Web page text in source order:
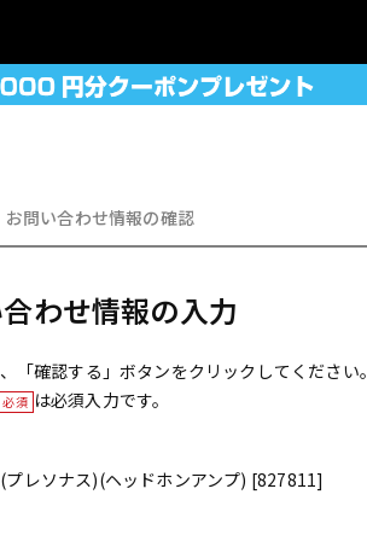
お問い合わせ情報の確認
わせ情報の入力
「確認する」ボタンをクリックしてください。
必須 は必須入力です。
レソナス)(ヘッドホンアンプ) [827811]